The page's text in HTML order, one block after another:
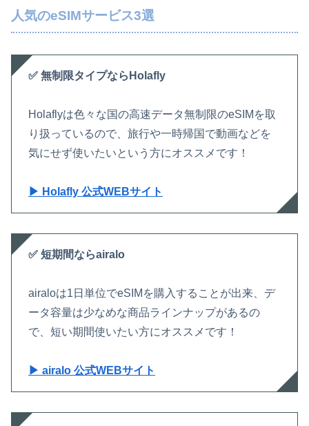
人気のeSIMサービス3選
✅ 無制限タイプならHolafly
Holaflyは色々な国の高速データ無制限のeSIMを取
り扱っているので、旅行や一時帰国で動画などを
気にせず使いたいという方にオススメです！
▶ Holafly 公式WEBサイト
✅ 短期間ならairalo
airaloは1日単位でeSIMを購入することが出来、デ
ータ容量は少なめな商品ラインナップがあるの
で、短い期間使いたい方にオススメです！
▶ airalo 公式WEBサイト